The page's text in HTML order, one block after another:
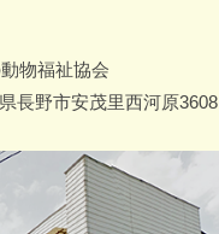
物福祉協会
長野市安茂里西河原3608